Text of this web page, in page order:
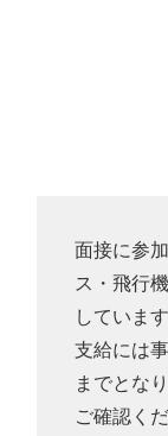
面接に参
ス・飛行
しています
支給には
までとな
ご確認く